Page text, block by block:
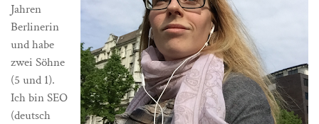
Jahren
Berlinerin
und habe
zwei Söhne
(5 und 1).
Ich bin SEO
(deutsch